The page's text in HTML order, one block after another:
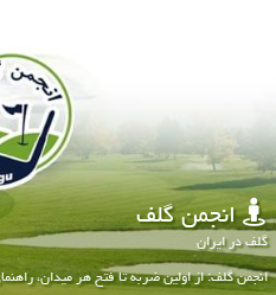
انجمن گلف
گلف در ایران
انجمن گلف: از اولین ضربه تا فتح هر میدان،